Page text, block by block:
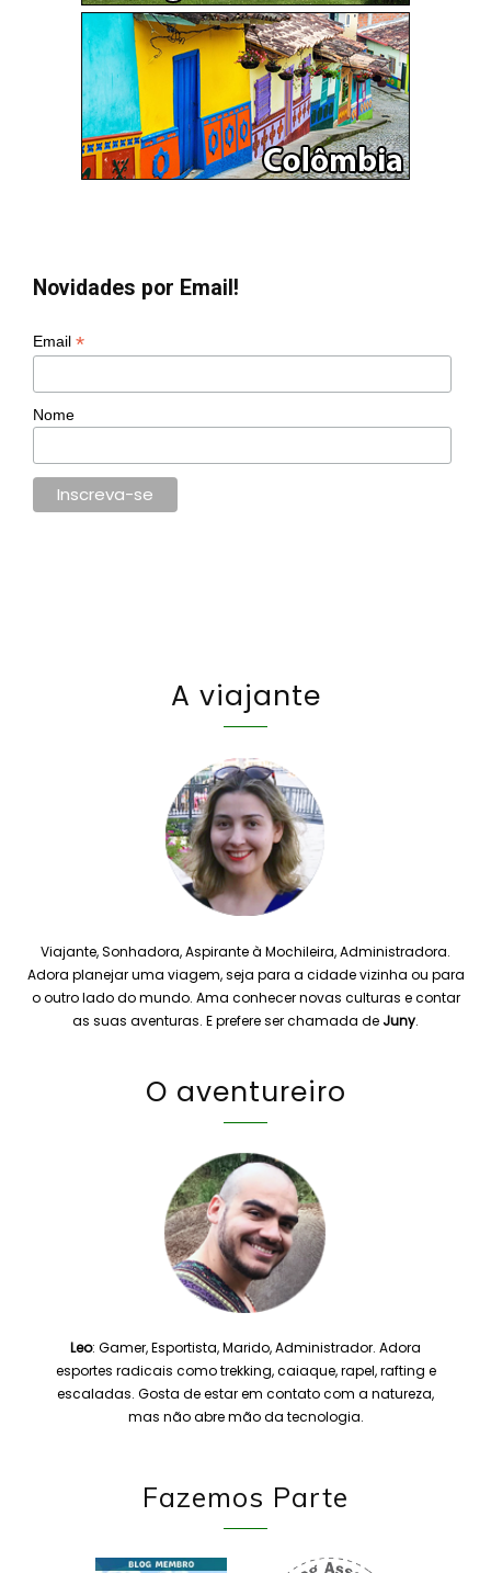
Novidades por Email!
Email *
Nome
A viajante
Viajante, Sonhadora, Aspirante à Mochileira, Administradora.
Adora planejar uma viagem, seja para a cidade vizinha ou para
o outro lado do mundo. Ama conhecer novas culturas e contar
as suas aventuras. E prefere ser chamada de Juny.
O aventureiro
Leo: Gamer, Esportista, Marido, Administrador. Adora
esportes radicais como trekking, caiaque, rapel, rafting e
escaladas. Gosta de estar em contato com a natureza,
mas não abre mão da tecnologia.
Fazemos Parte